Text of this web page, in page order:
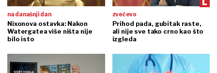
na današnji dan
Nixonova ostavka: Nakon
Watergatea više ništa nije
bilo isto
zvečevo
Prihod pada, gubitak raste,
ali nije sve tako crno kao što
izgleda